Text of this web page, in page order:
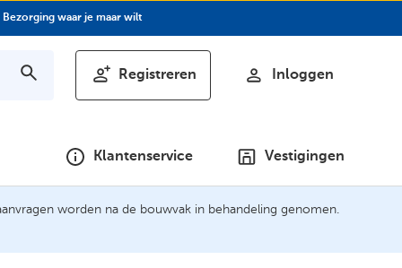
Bezorging waar je maar wilt
Registreren Inloggen
Klantenservice Vestigingen
worden na de bouwvak in behandeling genomen.